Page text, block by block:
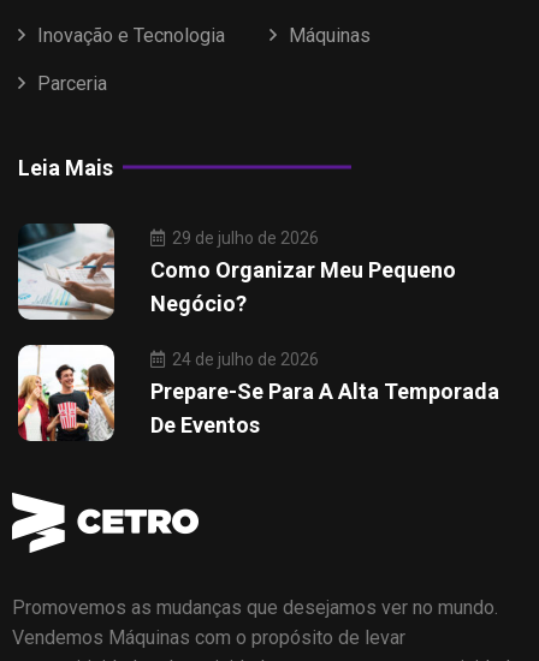
Inovação e Tecnologia Máquinas
Parceria
Leia Mais
29 de julho de 2026
Como Organizar Meu Pequeno
Negócio?
24 de julho de 2026
Prepare-Se Para A Alta Temporada
De Eventos
Promovemos as mudanças que desejamos ver no mundo.
Vendemos Máquinas com o propósito de levar